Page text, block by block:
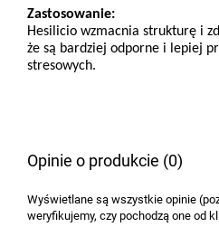
Zastosowanie:
Hesilicio wzmacnia strukturę i
że są bardziej odporne i lepiej
stresowych.
Opinie o produkcie (0)
Wyświetlane są wszystkie opinie
weryfikujemy, czy pochodzą one od